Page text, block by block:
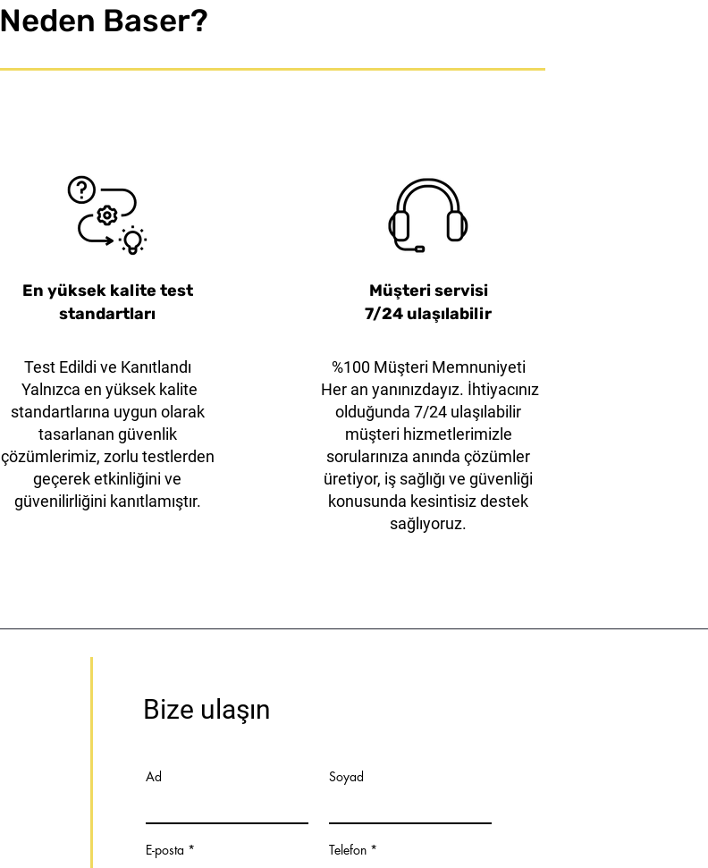
KLEVER EcoXChange30
Klever Kutter – Eco-Friendly
38mm Mavi Çelik Çene
Emniyet Asma Kilit
38mm Mor Çelik Çene
Emniyet Asma Kilit
Neden Baser?
En yüksek kalite test
standartları
Test Edildi ve Kanıtlandı
Yalnızca en yüksek kalite
standartlarına uygun olarak
tasarlanan güvenlik
çözümlerimiz, zorlu testlerden
geçerek etkinliğini ve
güvenilirliğini kanıtlamıştır.
Müşteri servisi
7/24 ulaşılabilir
%100 Müşteri Memnuniyeti
Her an yanınızdayız. İhtiyacınız
olduğunda 7/24 ulaşılabilir
müşteri hizmetlerimizle
sorularınıza anında çözümler
üretiyor, iş sağlığı ve güvenliği
konusunda kesintisiz destek
sağlıyoruz.
Bize ulaşın
Ad Soyad
E-posta Telefon